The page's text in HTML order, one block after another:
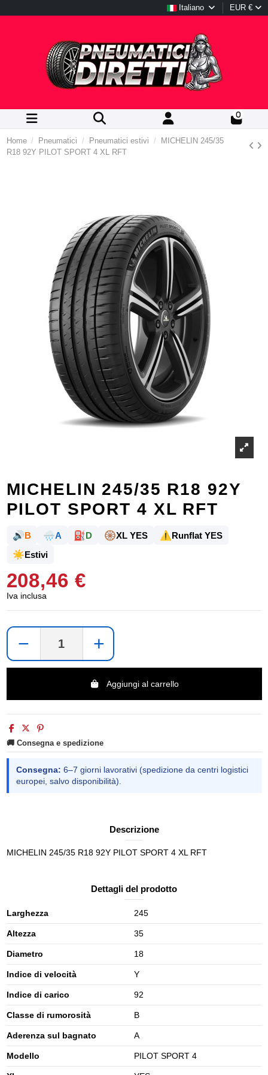
Italiano EUR €
0
Home Pneumatici Pneumatici estivi
MICHELIN 245/35
R18 92Y PILOT SPORT 4 XL RFT
MICHELIN 245/35 R18 92Y
PILOT SPORT 4 XL RFT
🔊B 🌧️A ⛽D 🛞XL YES ⚠️Runflat YES
☀️Estivi
208,46 €
Iva inclusa
− +
Aggiungi al carrello
🚚 Consegna e spedizione
Consegna: 6–7 giorni lavorativi (spedizione da centri logistici
europei, salvo disponibilità).
Descrizione
MICHELIN 245/35 R18 92Y PILOT SPORT 4 XL RFT
Dettagli del prodotto
Larghezza 245
Altezza 35
Diametro 18
Indice di velocità Y
Indice di carico 92
Classe di rumorosità B
Aderenza sul bagnato A
Modello PILOT SPORT 4